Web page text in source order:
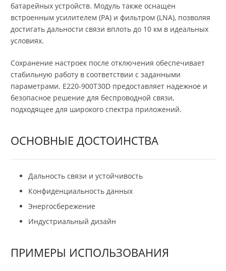
батарейных устройств. Модуль также оснащен
встроенным усилителем (PA) и фильтром (LNA), позволяя
достигать дальности связи вплоть до 10 км в идеальных
условиях.
Сохранение настроек после отключения обеспечивает
стабильную работу в соответствии с заданными
параметрами. E220-900T30D предоставляет надежное и
безопасное решение для беспроводной связи,
подходящее для широкого спектра приложений.
ОСНОВНЫЕ ДОСТОИНСТВА
Дальность связи и устойчивость
Конфиденциальность данных
Энергосбережение
Индустриальный дизайн
ПРИМЕРЫ ИСПОЛЬЗОВАНИЯ